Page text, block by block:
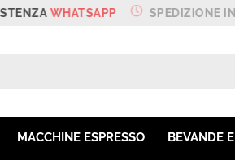
SPEDIZIONE IN 24/48 H
MACCHINE ESPRESSO BEVANDE